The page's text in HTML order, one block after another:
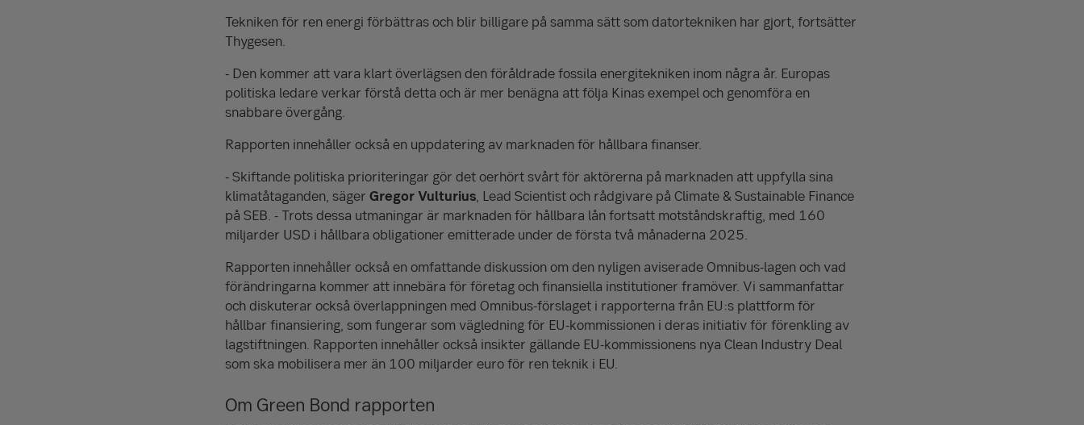
Tekniken för ren energi förbättras och blir billigare på samma sätt som datortekniken har gjort, fortsätter
Thygesen.
- Den kommer att vara klart överlägsen den föråldrade fossila energitekniken inom några år. Europas
politiska ledare verkar förstå detta och är mer benägna att följa Kinas exempel och genomföra en
snabbare övergång.
Rapporten innehåller också en uppdatering av marknaden för hållbara finanser.
- Skiftande politiska prioriteringar gör det oerhört svårt för aktörerna på marknaden att uppfylla sina
klimatåtaganden, säger Gregor Vulturius, Lead Scientist och rådgivare på Climate & Sustainable Finance
på SEB. - Trots dessa utmaningar är marknaden för hållbara lån fortsatt motståndskraftig, med 160
miljarder USD i hållbara obligationer emitterade under de första två månaderna 2025.
Rapporten innehåller också en omfattande diskussion om den nyligen aviserade Omnibus-lagen och vad
förändringarna kommer att innebära för företag och finansiella institutioner framöver. Vi sammanfattar
och diskuterar också överlappningen med Omnibus-förslaget i rapporterna från EU:s plattform för
hållbar finansiering, som fungerar som vägledning för EU-kommissionen i deras initiativ för förenkling av
lagstiftningen. Rapporten innehåller också insikter gällande EU-kommissionens nya Clean Industry Deal
som ska mobilisera mer än 100 miljarder euro för ren teknik i EU.
Om Green Bond rapporten